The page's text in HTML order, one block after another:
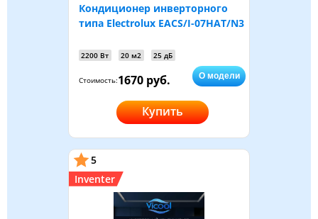
Кондиционер инверторного
типа Electrolux EACS/I-07HAT/N3
2200 Вт 20 м2 25 дБ
Стоимость:1670 руб. О модели
Купить
5
Inventer